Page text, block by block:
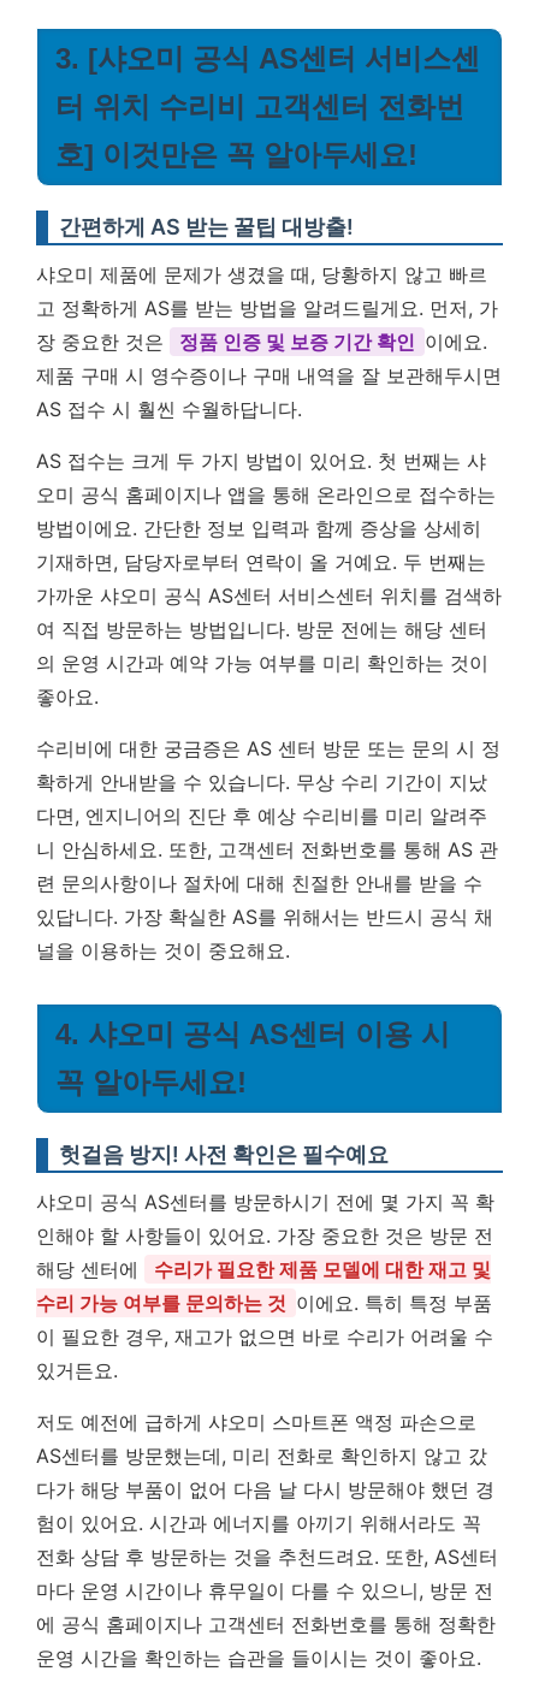
3. [샤오미 공식 AS센터 서비스센
터 위치 수리비 고객센터 전화번
호] 이것만은 꼭 알아두세요!
간편하게 AS 받는 꿀팁 대방출!
샤오미 제품에 문제가 생겼을 때, 당황하지 않고 빠르
고 정확하게 AS를 받는 방법을 알려드릴게요. 먼저, 가
장 중요한 것은
정품 인증 및 보증 기간 확인 이에요.
제품 구매 시 영수증이나 구매 내역을 잘 보관해두시면
AS 접수 시 훨씬 수월하답니다.
AS 접수는 크게 두 가지 방법이 있어요. 첫 번째는 샤
오미 공식 홈페이지나 앱을 통해 온라인으로 접수하는
방법이에요. 간단한 정보 입력과 함께 증상을 상세히
기재하면, 담당자로부터 연락이 올 거예요. 두 번째는
가까운 샤오미 공식 AS센터 서비스센터 위치를 검색하
여 직접 방문하는 방법입니다. 방문 전에는 해당 센터
의 운영 시간과 예약 가능 여부를 미리 확인하는 것이
좋아요.
수리비에 대한 궁금증은 AS 센터 방문 또는 문의 시 정
확하게 안내받을 수 있습니다. 무상 수리 기간이 지났
다면, 엔지니어의 진단 후 예상 수리비를 미리 알려주
니 안심하세요. 또한, 고객센터 전화번호를 통해 AS 관
련 문의사항이나 절차에 대해 친절한 안내를 받을 수
있답니다. 가장 확실한 AS를 위해서는 반드시 공식 채
널을 이용하는 것이 중요해요.
4. 샤오미 공식 AS센터 이용 시
꼭 알아두세요!
헛걸음 방지! 사전 확인은 필수예요
샤오미 공식 AS센터를 방문하시기 전에 몇 가지 꼭 확
인해야 할 사항들이 있어요. 가장 중요한 것은 방문 전
해당 센터에
수리가 필요한 제품 모델에 대한 재고 및
수리 가능 여부를 문의하는 것 이에요. 특히 특정 부품
이 필요한 경우, 재고가 없으면 바로 수리가 어려울 수
있거든요.
저도 예전에 급하게 샤오미 스마트폰 액정 파손으로
AS센터를 방문했는데, 미리 전화로 확인하지 않고 갔
다가 해당 부품이 없어 다음 날 다시 방문해야 했던 경
험이 있어요. 시간과 에너지를 아끼기 위해서라도 꼭
전화 상담 후 방문하는 것을 추천드려요. 또한, AS센터
마다 운영 시간이나 휴무일이 다를 수 있으니, 방문 전
에 공식 홈페이지나 고객센터 전화번호를 통해 정확한
운영 시간을 확인하는 습관을 들이시는 것이 좋아요.